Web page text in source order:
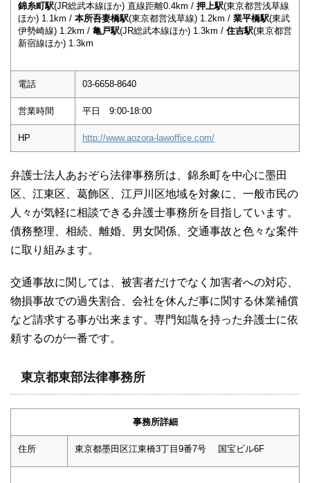
錦糸町駅(JR総武本線ほか) 直線距離0.4km / 押上駅(東京都営浅草線
ほか) 1.1km / 本所吾妻橋駅(東京都営浅草線) 1.2km / 業平橋駅(東武
伊勢崎線) 1.2km / 亀戸駅(JR総武本線ほか) 1.3km / 住吉駅(東京都営
新宿線ほか) 1.3km
電話 03-6658-8640
営業時間 平日 9:00-18:00
HP http://www.aozora-lawoffice.com/
弁護士法人あおぞら法律事務所は、錦糸町を中心に墨田
区、江東区、葛飾区、江戸川区地域を対象に、一般市民の
人々が気軽に相談できる弁護士事務所を目指しています。
債務整理、相続、離婚、男女関係、交通事故と色々な案件
に取り組みます。
交通事故に関しては、被害者だけでなく加害者への対応、
物損事故での過失割合、会社を休んだ事に関する休業補償
など請求する事が出来ます。専門知識を持った弁護士に依
頼するのが一番です。
東京都東部法律事務所
事務所詳細
住所 東京都墨田区江東橋3丁目9番7号 国宝ビル6F